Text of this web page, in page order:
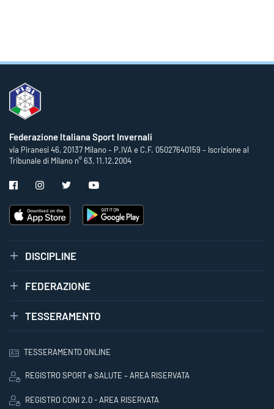
Federazione Italiana Sport Invernali
via Piranesi 46, 20137 Milano – P.IVA e C.F. 05027640159 – Iscrizione al
Tribunale di Milano n° 63, 11.12.2004
DISCIPLINE
FEDERAZIONE
TESSERAMENTO
TESSERAMENTO ONLINE
REGISTRO SPORT e SALUTE – AREA RISERVATA
REGISTRO CONI 2.0 - AREA RISERVATA